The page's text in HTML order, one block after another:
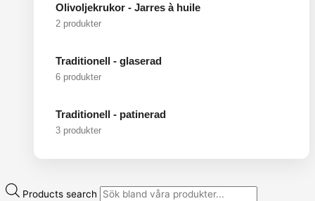
Olivoljekrukor - Jarres à huile
2 produkter
Traditionell - glaserad
6 produkter
Traditionell - patinerad
3 produkter
Products search